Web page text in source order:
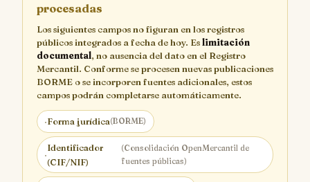
procesadas
Los siguientes campos no figuran en los registros
públicos integrados a fecha de hoy. Eslimitación
documental, no ausencia del dato en el Registro
Mercantil. Conforme se procesen nuevas publicaciones
BORME o se incorporen fuentes adicionales, estos
campos podrán completarse automáticamente.
·Forma jurídica(BORME)
·
Identificador
(CIF/NIF)
(Consolidación OpenMercantil de
fuentes públicas)